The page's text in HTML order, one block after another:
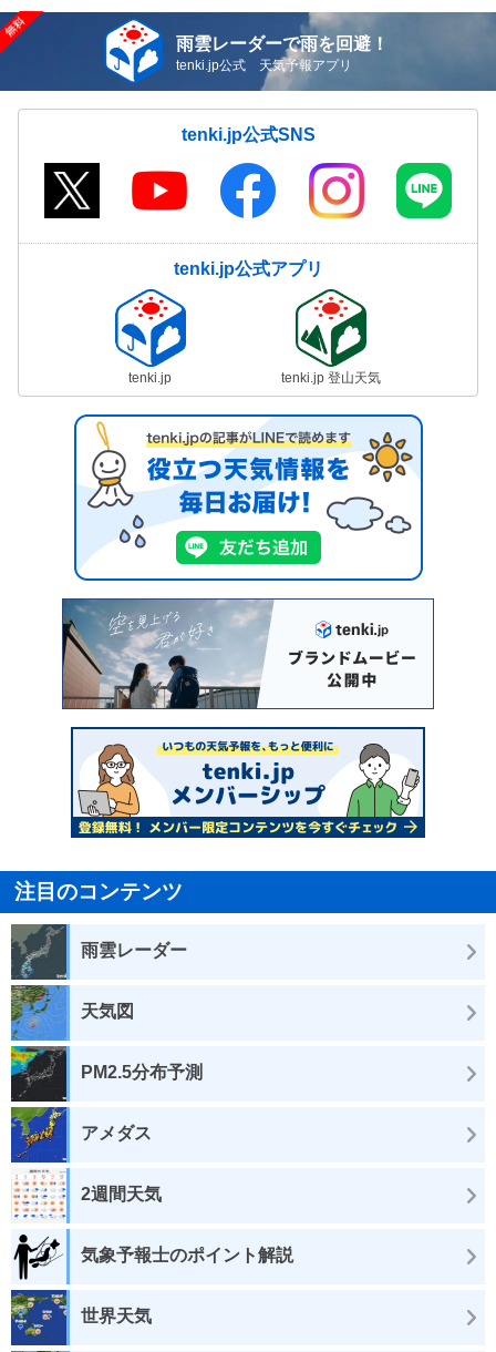
雨雲レーダーで雨を回避！
tenki.jp公式 天気予報アプリ
tenki.jp公式SNS
tenki.jp公式アプリ
tenki.jp tenki.jp 登山天気
注目のコンテンツ
雨雲レーダー
天気図
PM2.5分布予測
アメダス
2週間天気
気象予報士のポイント解説
世界天気